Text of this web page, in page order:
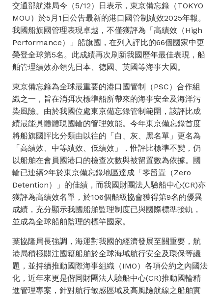
交通部航港局今（5/12）日表示，東京備忘錄（TOKYO
MOU）於5月1日公告最新的港口國管制績效2025年報。
我國船旗國管理表現卓越，不僅獲評為「高績效（High
Performance）」船旗國，在列入評比的66個國家中更
榮登全球第5名。此成績再次刷新我國歷年最佳表現，船
舶管理績效亦領先日本、德國、英國等海事大國。
東京備忘錄為全球最重要的港口國管制（PSC）合作組
織之一，旨在消弭次標準船所帶來的海事安全及海洋污
染風險。由於我國位處東京備忘錄管制範圍，該評比成
績最能具體體現國輪的管理效能。今年東京備忘錄首度
將船旗國評比分類由以往的「白、灰、黑名單」更名為
「高績效、中等績效、低績效」，惟評比標準不變，仍
以船舶在會員國港口的檢查次數與被留置數為依據。國
輪已連續2年於東京備忘錄地區達成「零留置（Zero
Detention）」的佳績，而我國財團法人驗船中心(CR)亦
獲評為高績效名單，於106個船級協會獲得第9名的優異
成績，充分顯示我國船舶監理制度已與國際標準接軌，
並成為全球船舶監理的標竿國家。
葉協隆局長強調，海運對我國的經濟發展至關重要，航
港局積極關注國籍船舶於全球海域航行安全及環保等議
題，並持續推動國際海事組織（IMO）各項公約之內國法
化，近年來更是偕同財團法人驗船中心(CR)推動國輪精
進管理專案，針對航行敏感區域及高風險航線之船舶實